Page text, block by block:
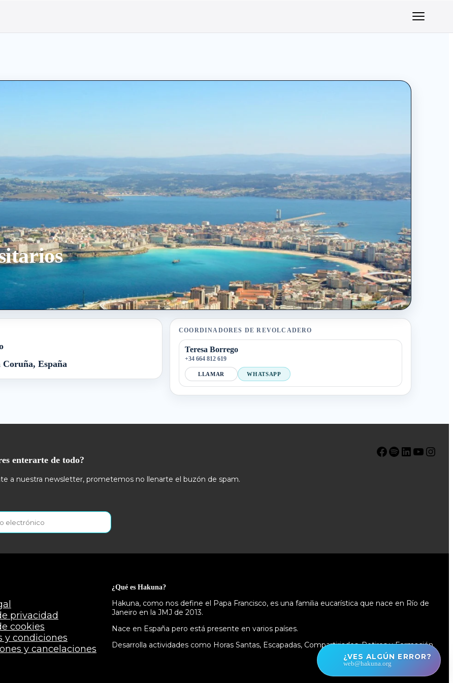
España
COORDINADORES DE REVOLCADERO
Teresa Borrego
+34 664 812 619
LLAMAR WHATSAPP
enterarte de todo?
a nuestra newsletter, prometemos no llenarte el buzón de spam.
Facebook Spotify LinkedIn YouTube Instagram
privacidad
cookies
y condiciones
y cancelaciones
¿Qué es Hakuna?
Hakuna, como nos define el Papa Francisco, es una familia eucarística que nace en Río de
Janeiro en la JMJ de 2013.
Nace en España pero está presente en varios países.
Desarrolla actividades como Horas Santas, Escapadas, Compartiriados, Retiros y Formación.
¿VES ALGÚN ERROR?
web@hakuna.org